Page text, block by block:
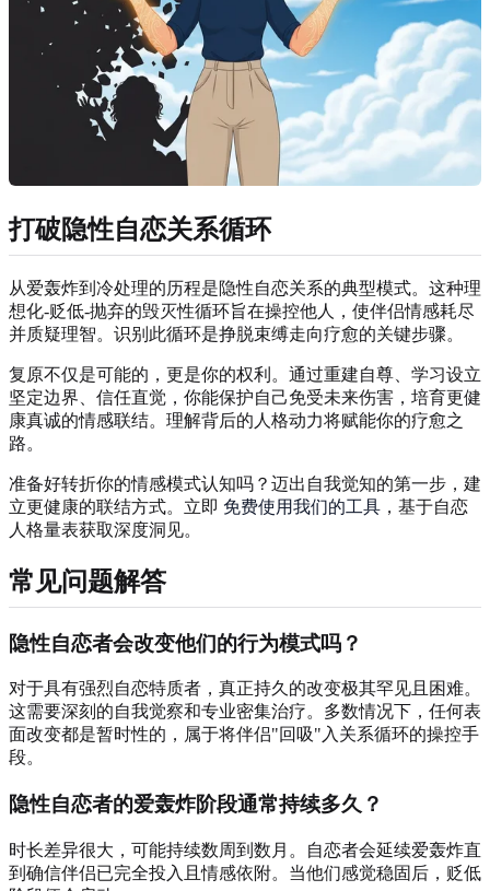
打破隐性自恋关系循环
从爱轰炸到冷处理的历程是隐性自恋关系的典型模式。这种理
想化-贬低-抛弃的毁灭性循环旨在操控他人，使伴侣情感耗尽
并质疑理智。识别此循环是挣脱束缚走向疗愈的关键步骤。
复原不仅是可能的，更是你的权利。通过重建自尊、学习设立
坚定边界、信任直觉，你能保护自己免受未来伤害，培育更健
康真诚的情感联结。理解背后的人格动力将赋能你的疗愈之
路。
准备好转折你的情感模式认知吗？迈出自我觉知的第一步，建
立更健康的联结方式。立即 免费使用我们的工具 ，基于自恋
人格量表获取深度洞见。
常见问题解答
隐性自恋者会改变他们的行为模式吗？
对于具有强烈自恋特质者，真正持久的改变极其罕见且困难。
这需要深刻的自我觉察和专业密集治疗。多数情况下，任何表
面改变都是暂时性的，属于将伴侣"回吸"入关系循环的操控手
段。
隐性自恋者的爱轰炸阶段通常持续多久？
时长差异很大，可能持续数周到数月。自恋者会延续爱轰炸直
到确信伴侣已完全投入且情感依附。当他们感觉稳固后，贬低